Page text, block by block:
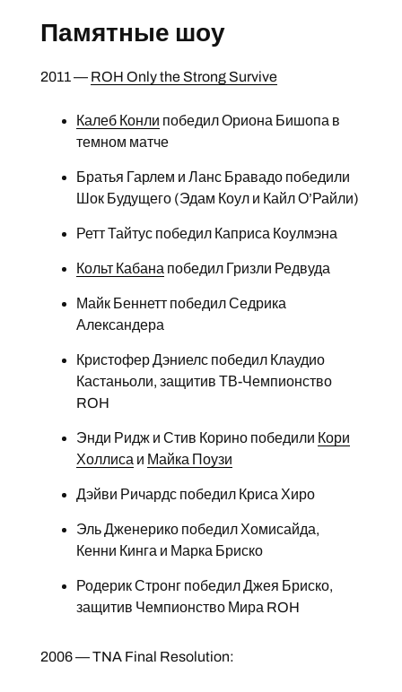
Памятные шоу
2011 — ROH Only the Strong Survive
Калеб Конли победил Ориона Бишопа в
темном матче
Братья Гарлем и Ланс Бравадо победили
Шок Будущего (Эдам Коул и Кайл О’Райли)
Ретт Тайтус победил Каприса Коулмэна
Кольт Кабана победил Гризли Редвуда
Майк Беннетт победил Седрика
Александера
Кристофер Дэниелс победил Клаудио
Кастаньоли, защитив ТВ-Чемпионство
ROH
Энди Ридж и Стив Корино победили Кори
Холлиса и Майка Поузи
Дэйви Ричардс победил Криса Хиро
Эль Дженерико победил Хомисайда,
Кенни Кинга и Марка Бриско
Родерик Стронг победил Джея Бриско,
защитив Чемпионство Мира ROH
2006 — TNA Final Resolution: